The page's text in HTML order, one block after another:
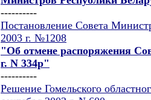
----------
Постановление Совета
2003 г. №1208
"Об отмене распоряжения
г. N 334р"
----------
Решение Гомельского